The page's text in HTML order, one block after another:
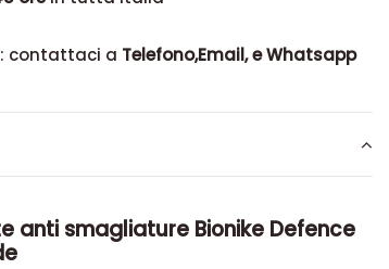
contattaci a Telefono,Email, e Whatsapp
anti smagliature Bionike Defence